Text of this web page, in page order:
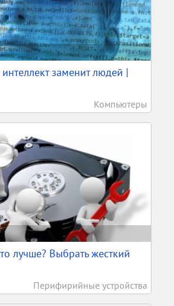
заменит людей |
Компьютеры
лучше? Выбрать жесткий
Перифирийные устройства